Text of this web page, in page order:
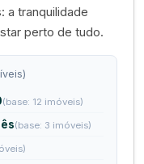
a tranquilidade
perto de tudo.
(base: 12 imóveis)
(base: 3 imóveis)